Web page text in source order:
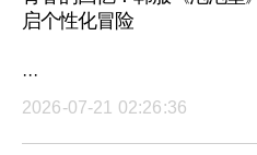
启个性化冒险
···
2026-07-21 02:26:36